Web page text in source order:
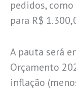
pedidos,
para R$
A pauta será
Orçamento
inflação